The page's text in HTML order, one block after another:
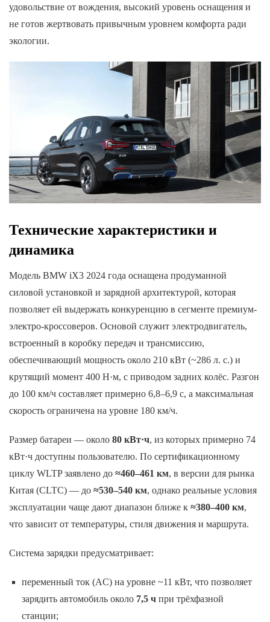
удовольствие от вождения, высокий уровень оснащения и
не готов жертвовать привычным уровнем комфорта ради
экологии.
Технические характеристики и
динамика
Модель BMW iX3 2024 года оснащена продуманной
силовой установкой и зарядной архитектурой, которая
позволяет ей выдержать конкуренцию в сегменте премиум-
электро-кроссоверов. Основой служит электродвигатель,
встроенный в коробку передач и трансмиссию,
обеспечивающий мощность около 210 кВт (~286 л. с.) и
крутящий момент 400 Н·м, с приводом задних колёс. Разгон
до 100 км/ч составляет примерно 6,8–6,9 с, а максимальная
скорость ограничена на уровне 180 км/ч.
Размер батареи — около 80 кВт·ч, из которых примерно 74
кВт·ч доступны пользователю. По сертификационному
циклу WLTP заявлено до ≈460–461 км, в версии для рынка
Китая (CLTC) — до ≈530–540 км, однако реальные условия
эксплуатации чаще дают диапазон ближе к ≈380–400 км,
что зависит от температуры, стиля движения и маршрута.
Система зарядки предусматривает:
переменный ток (AC) на уровне ~11 кВт, что позволяет
зарядить автомобиль около 7,5 чпри трёхфазной
станции;